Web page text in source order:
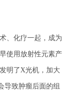
、化疗一起，成为
使用放射性元素产
明了X光机，加大
导致肿瘤后面的组